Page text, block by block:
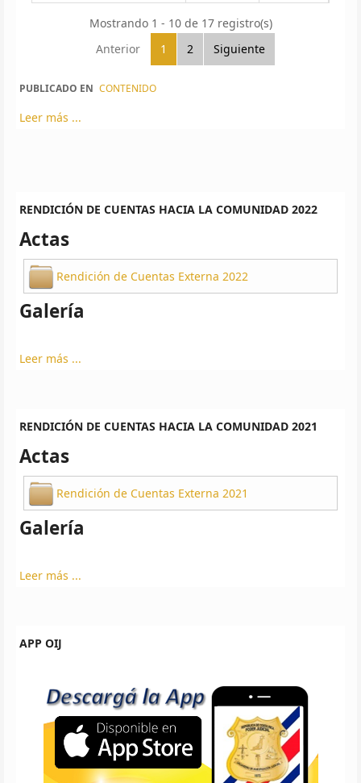
Mostrando 1 - 10 de 17 registro(s)
Anterior
1 2 Siguiente
PUBLICADO EN CONTENIDO
Leer más ...
RENDICIÓN DE CUENTAS HACIA LA COMUNIDAD 2022
Actas
Rendición de Cuentas Externa 2022
Galería
Leer más ...
RENDICIÓN DE CUENTAS HACIA LA COMUNIDAD 2021
Actas
Rendición de Cuentas Externa 2021
Galería
Leer más ...
APP OIJ